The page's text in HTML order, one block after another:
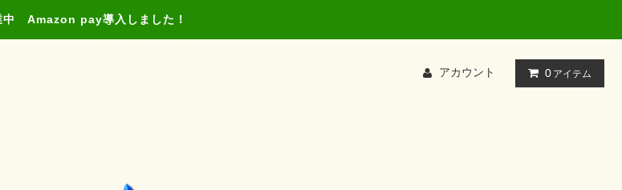
中 Amazon pay導入しました！
アカウント 0 アイテム